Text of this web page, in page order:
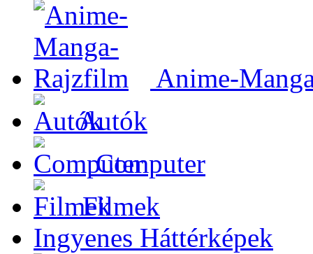
Anime-
Autók
Computer
Filmek
Ingyenes Háttérképek